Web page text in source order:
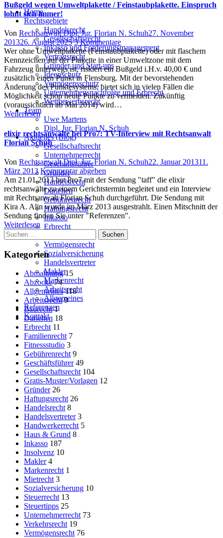
Home
Rechtsgebiete
Handelsrecht
Gesellschaftsrecht
Inkasso und Forderungsmanagement
Vertragsrecht
Gründer und Start-ups
Ideenschutz
Vermögensschutz
Unternehmensnachfolge und Erbrecht
Wettbewerbsrecht
Team
Uwe Martens
Dipl. Jur. Florian N. Schuh
Aktuelles (Blog)
Gesellschaftsrecht
Unternehmerrecht
Geschäftsführer
Gründer
Handelsrecht
Darlehen
Gebührenrecht
Haftungsrecht
Inkasso
Erbrecht
Vermögensrecht
Sozialversicherung
Handelsvertreter
Makler
Markenrecht
Arbeitsrecht
Allgemeines
Referenzen
Kontakt
Bußgeld wegen Umweltplakette / Feinstaubplakette. Einspruch
lohnt sich immer!
Author
Von Rechtsanwalt Dipl. Jur. Florian N. SchuhPosted
27. November
201326. August 2025 3 Kommentarezu
Bußgeld
wegen
Umweltplakette
/
Feinstaubplakette.
Einspruch
lohnt
Wer ohne Umweltplakette (Feinstaubplakette) oder mit flaschem
Kennzeichen auf der Plakette in einer Umweltzone mit dem
Fahrzeug unterwegs ist, riskiert ein Bußgeld i.H.v. 40,00 € und
zusätzlich einen Punkt in Flensburg. Mit der bevorstehenden
Änderung des Punktesystems, bietet sich in vielen Fällen die
Möglichkeit schon heute Punkte zu vermeiden. Zukünftig
(voraussichtlich ab Mai 2014) wird…
Weiterlesen
elixir rechtsanwälte bei Pro7: TV-Interview mit Rechtsanwalt
Florian Schuh
Author
Von Rechtsanwalt Dipl. Jur. Florian N. SchuhPosted
22. Januar 201311.
März 2013 Kommentar abgeben
Am 21.01.2013 hat Pro7 mit der Sendung "taff" die elixir
rechtsanwälte zu einem Gerichtstermin begleitet und ein Interview
mit Rechtsanwalt Florian Schuh durchgeführt. Die Sendung mit
Kira A. Alin wurde im März 2013 ausgestrahlt. Einen Mitschnitt der
Sendung finden Sie unter "Referenzen".
Weiterlesen
Suchen
nach:
Kategorien
Abmahnung 15
Abzocke 74
Allgemeines 118
Arbeitsrecht 9
Baurecht 1
Darlehen 18
Erbrecht 11
Familienrecht 7
Fitnessstudio 3
Gebührenrecht 9
Geschäftsführer 49
Gesellschaftsrecht 104
Gratis-Muster/Vorlagen 12
Gründer 26
Haftungsrecht 26
Handelsrecht 8
Handelsvertreter 3
Handwerkerrecht 5
Haus & Grund 8
Inkasso 187
Insolvenz 10
Makler 4
Markenrecht 1
Mietrecht 3
Sozialversicherung 10
Steuerrecht 13
Steuertipps 25
Unternehmerrecht 73
Verkehrsrecht 19
Vermögensrecht 76